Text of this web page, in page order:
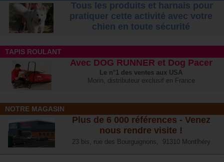
Tous les produits et harnais pour
pratiquer cette activité avec votre
chien en toute sécurité
TAPIS ROULANT
Avec DOG RUNNER et Dog Pacer
Le n°1 des ventes aux USA
Morin, distributeur exclusif en France
NOTRE MAGASIN
Plus de 6 000 références - Venez
nous rendre visite !
23 bis, rue des Bourguignons, 91310 Montlhéry